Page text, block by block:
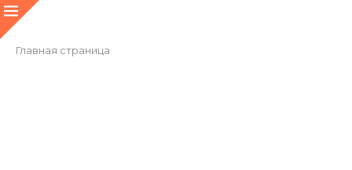
Главная страница